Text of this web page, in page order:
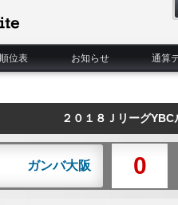
順位表 お知らせ 通算
２０１８Ｊリーグ
ガンバ大阪 0